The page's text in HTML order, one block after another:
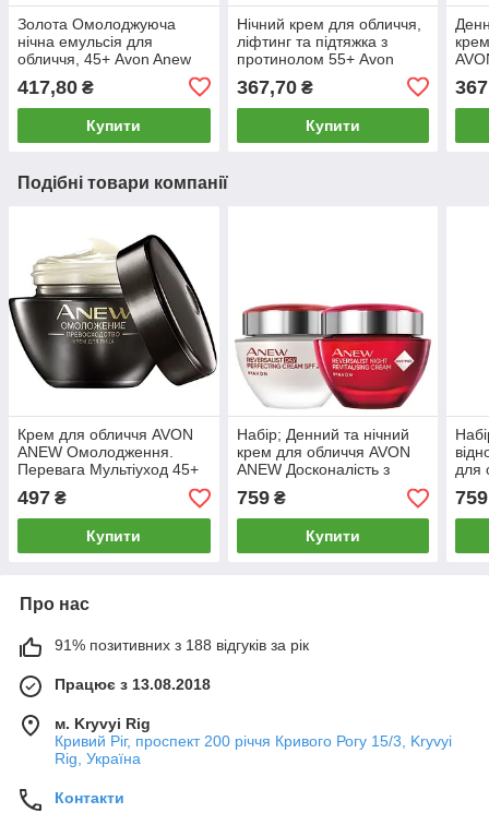
Золота Омолоджуюча
нічна емульсія для
обличчя, 45+ Avon Anew
417,80 ₴
Купити
Нічний крем для обличчя,
ліфтинг та підтяжка з
протинолом 55+ Avon
Tighten 50 мл
367,70₴
Купити
мл)
Подібні товари компанії
Крем для обличчя AVON
ANEW Омолодження.
Перевага Мультіуход 45+
50 мл (1310969)
497 ₴
Купити
Набір; Денний та нічний
крем для обличчя AVON
ANEW Досконалість з
технологією Protinol 35+
(50 мл+50 мл)
759₴
Купити
для
45+
759
Про нас
91% позитивних з 188 відгуків за рік
Працює з 13.08.2018
м. Kryvyi Rig
Кривий Ріг, проспект 200 річчя Кривого Рогу 15/3, Kryvyi
Rig, Україна
Контакти